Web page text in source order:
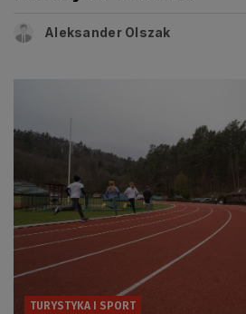
Aleksander Olszak
TURYSTYKA I SPORT